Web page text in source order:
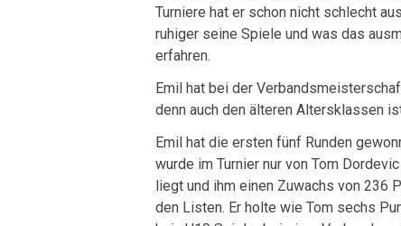
Turniere hat er schon nicht schlecht
ruhiger seine Spiele und was das
erfahren.
Emil hat bei der
denn auch den älteren Altersklassen
Emil hat die ersten fünf Runden
wurde im Turnier nur von Tom
liegt und ihm einen Zuwachs von 236
den Listen. Er holte wie Tom sechs